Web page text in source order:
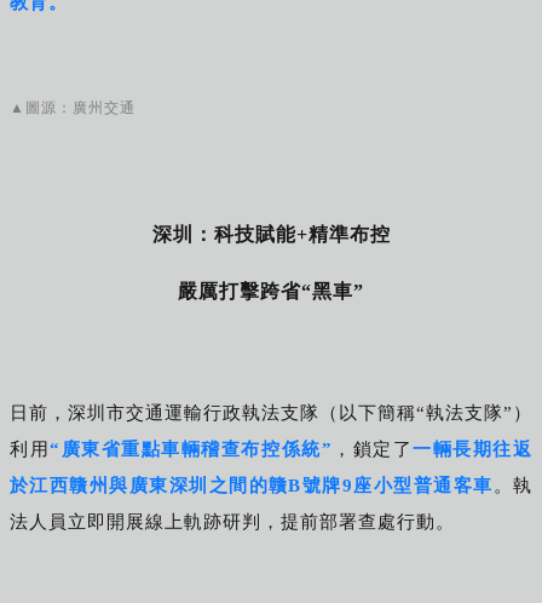
▲圖源：廣州交通
深圳：科技賦能+精準布控
嚴厲打擊跨省“黑車”
日前，深圳市交通運輸行政執法支隊（以下簡稱“執法支隊”）
利用“廣東省重點車輛稽查布控係統” ，鎖定了一輛長期往返
於江西贛州與廣東深圳之間的贛B號牌9座小型普通客車 。執
法人員立即開展線上軌跡研判，提前部署查處行動。